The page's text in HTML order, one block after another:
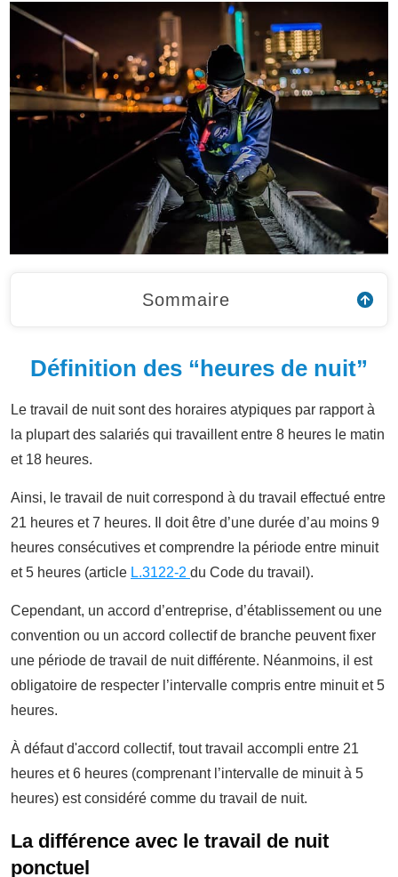
Sommaire
Définition des “heures de nuit”
Le travail de nuit sont des horaires atypiques par rapport à
la plupart des salariés qui travaillent entre 8 heures le matin
et 18 heures.
Ainsi, le travail de nuit correspond à du travail effectué entre
21 heures et 7 heures. Il doit être d’une durée d’au moins 9
heures consécutives et comprendre la période entre minuit
et 5 heures (article L.3122-2 du Code du travail).
Cependant, un accord d’entreprise, d’établissement ou une
convention ou un accord collectif de branche peuvent fixer
une période de travail de nuit différente. Néanmoins, il est
obligatoire de respecter l’intervalle compris entre minuit et 5
heures.
À défaut d'accord collectif, tout travail accompli entre 21
heures et 6 heures (comprenant l’intervalle de minuit à 5
heures) est considéré comme du travail de nuit.
La différence avec le travail de nuit
ponctuel